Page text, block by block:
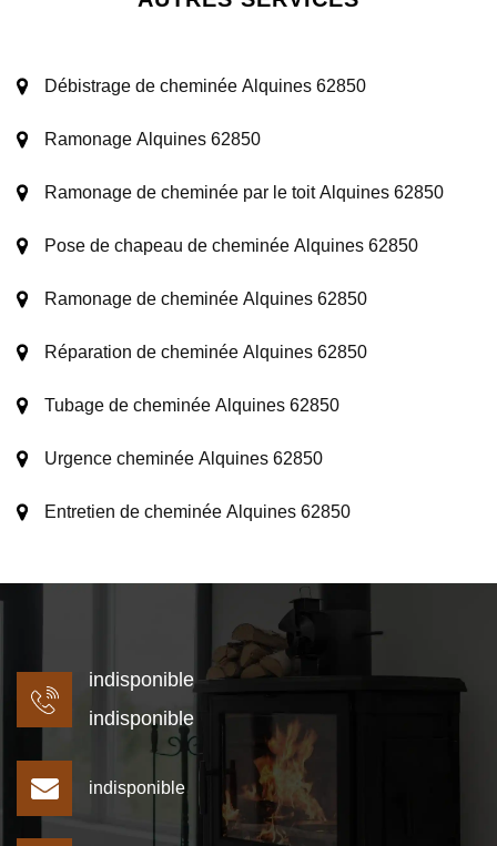
Débistrage de cheminée Alquines 62850
Ramonage Alquines 62850
Ramonage de cheminée par le toit Alquines 62850
Pose de chapeau de cheminée Alquines 62850
Ramonage de cheminée Alquines 62850
Réparation de cheminée Alquines 62850
Tubage de cheminée Alquines 62850
Urgence cheminée Alquines 62850
Entretien de cheminée Alquines 62850
indisponible
indisponible
indisponible